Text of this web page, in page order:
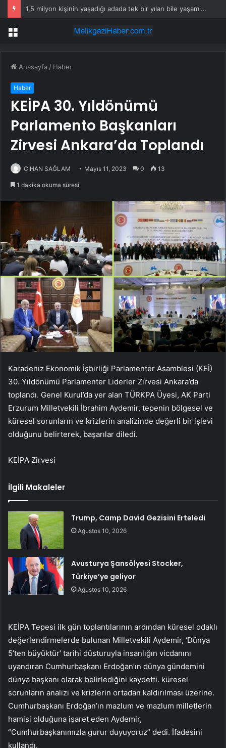
1,5 milyon kişinin yaşadığı adada tek bir yılan bile yaşamıyor
Menü
Anasayfa / Haber
Haber
KEİPA 30. Yıldönümü
Parlamento Başkanları
Zirvesi Ankara’da Toplandı
CİHAN SAĞLAM Mayıs 11, 2023 0 13
1 dakika okuma süresi
Karadeniz Ekonomik İşbirliği Parlamenter Asamblesi (KEİ)
30. Yıldönümü Parlamenter Liderler Zirvesi Ankara’da
toplandı. Genel Kurul’da yer alan TÜRKPA Üyesi, AK Parti
Erzurum Milletvekili İbrahim Aydemir, tepenin bölgesel ve
küresel sorunların ve krizlerin analizinde değerli bir işlevi
olduğunu belirterek, başarılar diledi.
KEİPA Zirvesi
İlgili Makaleler
Trump, Camp David Gezisini Erteledi
Ağustos 10, 2026
Avusturya Şansölyesi Stocker,
Türkiye’ye geliyor
Ağustos 10, 2026
KEİPA Tepesi ilk gün toplantılarının ardından küresel odaklı
değerlendirmelerde bulunan Milletvekili Aydemir, ‘Dünya
5’ten büyüktür’ tarihi düsturuyla insanlığın vicdanını
uyandıran Cumhurbaşkanı Erdoğan’ın dünya gündemini
dünya başkanı olarak belirlediğini kaydetti. küresel
sorunların analizi ve krizlerin ortadan kaldırılması üzerine.
Cumhurbaşkanı Erdoğan’ın mazlum ve mazlum milletlerin
hamisi olduğuna işaret eden Aydemir,
“Cumhurbaşkanımızla gurur duyuyoruz” dedi. İfadesini
kullandı.